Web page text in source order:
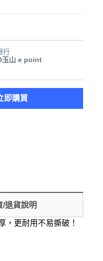
行
玉山 e point
即購買
/退貨說明
更耐用不易撕破！